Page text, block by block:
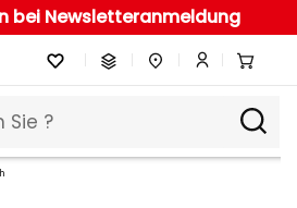
bei Newsletteranmeldung